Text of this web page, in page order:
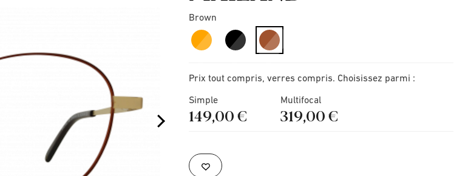
Brown
selected
Prix tout compris, verres compris. Choisissez parmi :
Simple
149,00 €
Multifocal
319,00 €